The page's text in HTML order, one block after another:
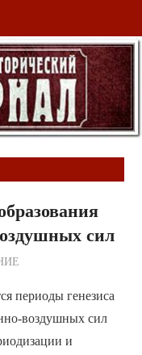
сил
периоды генезиса
воздушных сил
и